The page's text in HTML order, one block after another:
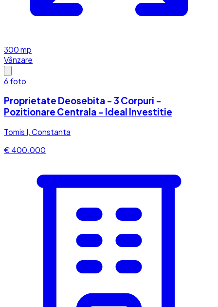
300mp
Vânzare
6 foto
Proprietate Deosebita - 3 Corpuri -
Pozitionare Centrala - Ideal Investitie
Tomis I, Constanta
€ 400.000